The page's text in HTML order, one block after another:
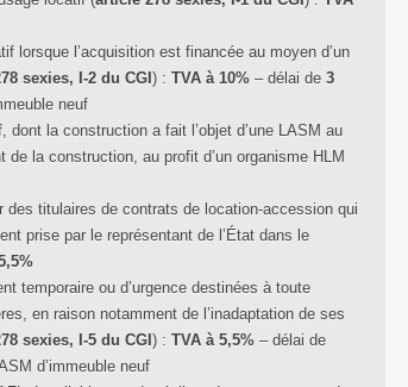
lorsque l’acquisition est financée au moyen d’un
sexies, I-2 du CGI ) : TVA à 10% – délai de 3
neuf
la construction a fait l’objet d’une LASM au
la construction, au profit d’un organisme HLM
titulaires de contrats de location-accession qui
prise par le représentant de l’État dans le
temporaire ou d’urgence destinées à toute
en raison notamment de l’inadaptation de ses
sexies, I-5 du CGI ) : TVA à 5,5% – délai de
d’immeuble neuf